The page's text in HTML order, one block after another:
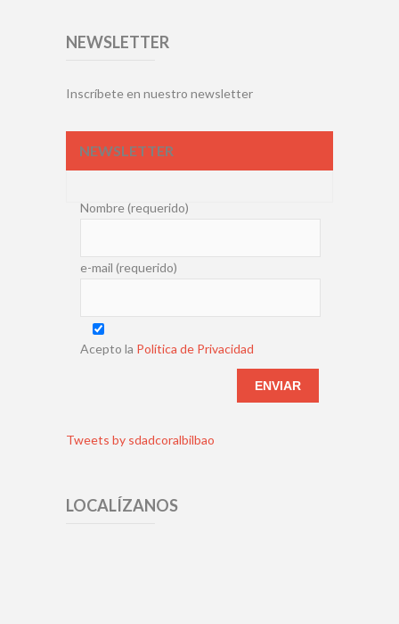
NEWSLETTER
Inscríbete en nuestro newsletter
NEWSLETTER
Nombre (requerido)
e-mail (requerido)
Acepto la Política de Privacidad
Tweets by sdadcoralbilbao
LOCALÍZANOS